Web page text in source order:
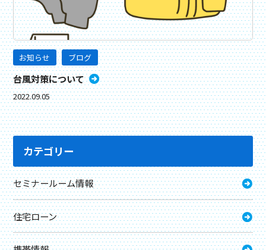
お知らせ ブログ
台風対策について
2022.09.05
カテゴリー
セミナールーム情報
住宅ローン